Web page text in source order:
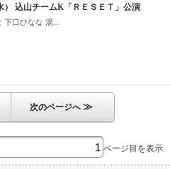
） 込山チームK「ＲＥＳＥＴ」公演
口ひなな 湯...
次のページへ≫
ページ目を表示